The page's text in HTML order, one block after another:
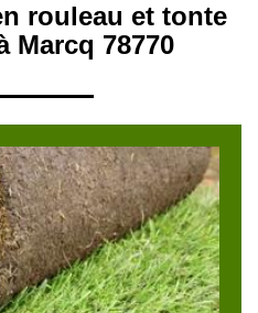
rouleau et tonte
Marcq 78770